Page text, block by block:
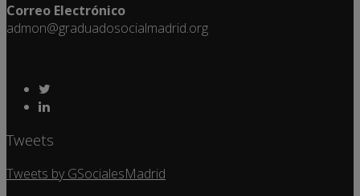
Correo Electrónico
admon@graduadosocialmadrid.org
Tweets
Tweets by GSocialesMadrid